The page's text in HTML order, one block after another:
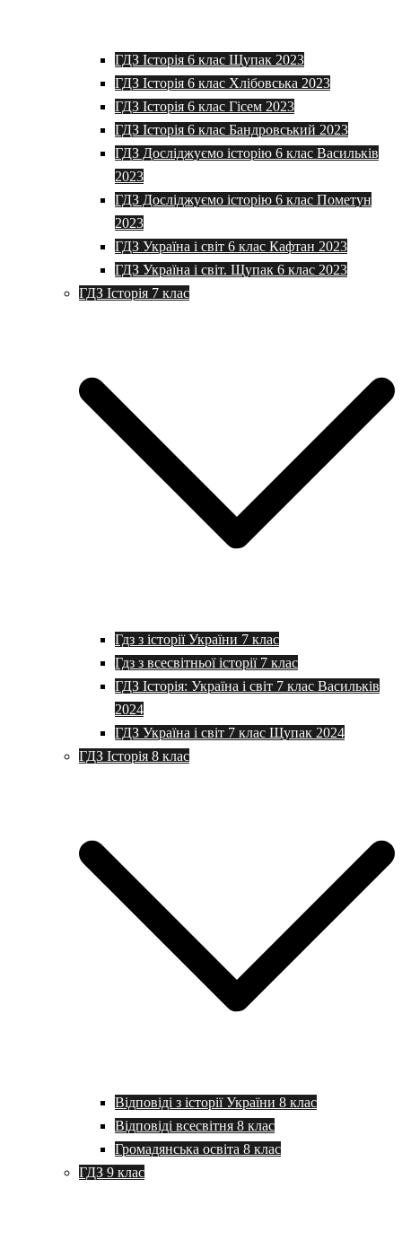
ГДЗ Історія 6 клас Щупак 2023
ГДЗ Історія 6 клас Хлібовська 2023
ГДЗ Історія 6 клас Гісем 2023
ГДЗ Історія 6 клас Бандровський 2023
ГДЗ Досліджуємо історію 6 клас Васильків
2023
ГДЗ Досліджуємо історію 6 клас Пометун
2023
ГДЗ Україна і світ 6 клас Кафтан 2023
ГДЗ Україна і світ. Щупак 6 клас 2023
ГДЗ Історія 7 клас
Гдз з історії України 7 клас
Гдз з всесвітньої історії 7 клас
ГДЗ Історія: Україна і світ 7 клас Васильків
2024
ГДЗ Україна і світ 7 клас Щупак 2024
ГДЗ Історія 8 клас
Відповіді з історії України 8 клас
Відповіді всесвітня 8 клас
Громадянська освіта 8 клас
ГДЗ 9 клас